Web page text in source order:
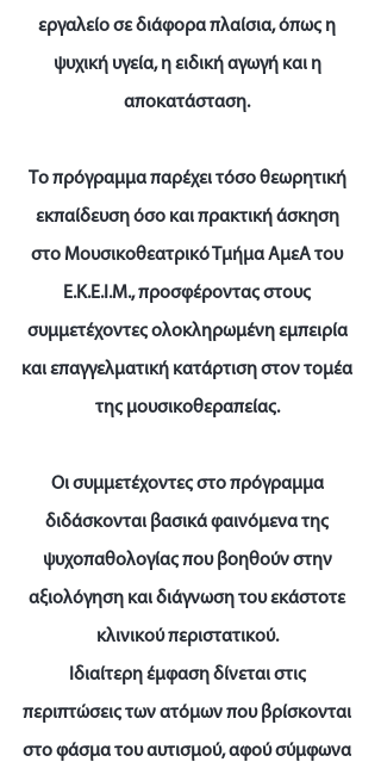
εργαλείο σε διάφορα πλαίσια, όπως η
ψυχική υγεία, η ειδική αγωγή και η
αποκατάσταση.
Το πρόγραμμα παρέχει τόσο θεωρητική
εκπαίδευση όσο και πρακτική άσκηση
στο Μουσικοθεατρικό Τμήμα ΑμεΑ του
Ε.Κ.Ε.Ι.Μ., προσφέροντας στους
συμμετέχοντες ολοκληρωμένη εμπειρία
και επαγγελματική κατάρτιση στον τομέα
της μουσικοθεραπείας.
Οι συμμετέχοντες στο πρόγραμμα
διδάσκονται βασικά φαινόμενα της
ψυχοπαθολογίας που βοηθούν στην
αξιολόγηση και διάγνωση του εκάστοτε
κλινικού περιστατικού.
Ιδιαίτερη έμφαση δίνεται στις
περιπτώσεις των ατόμων που βρίσκονται
στο φάσμα του αυτισμού, αφού σύμφωνα